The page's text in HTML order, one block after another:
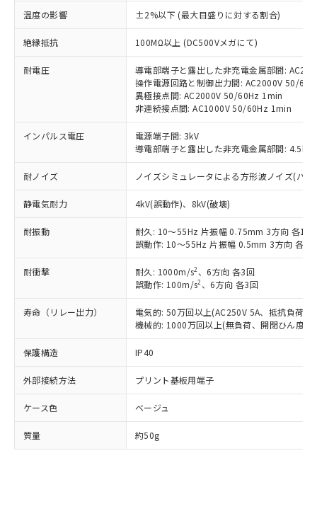
温度の影響 ±2%以下 (最大目盛りに対する割合)
絶縁抵抗 100MΩ以上 (DC500Vメガにて)
耐電圧
導電部端子と露出した非充電金属部間:
操作電源回路と制御出力間: AC2000V 50/
異極接点間: AC2000V 50/60Hz 1min
非連続接点間: AC1000V 50/60Hz 1min
インパルス電圧
電源端子間: 3kV
導電部端子と露出した非充電金属部間: 4.5kV
耐ノイズ ノイズシミュレータによる方形波ノイズ(パ
静電気耐力 4kV(誤動作)、8kV(破壊)
耐振動
耐久: 10～55Hz 片振幅 0.75mm 3方向 各1h
誤動作: 10～55Hz 片振幅 0.5mm 3方向 各
耐衝撃 耐久: 1000m/s2 、6方向 各3回
誤動作: 100m/s2 、6方向 各3回
寿命（リレー出力）
電気的: 50万回以上(AC250V 5A、抵抗負荷
機械的: 1000万回以上(無負荷、開閉ひん度
保護構造 IP40
外部接続方法 プリント基板用端子
ケース色 ベージュ
質量 約50g
ご利用条件
以下の条件をお読みいただき、同意のうえ
ご利用ください。
本サービスは、当社制御機器事業取扱
商品の当社在庫状況および標準価格
(税抜)を提供させていただくもので
当社制御機器事業取扱商品の中には、
本サービスの対象外となる商品もある
ことをご了承ください。
記載している更新日時点での社内デー
タに基づき作成されるものであり、閲
覧された時点での実際の在庫および標
準価格とは異なる場合があることをご
了承ください。
正式な納期状況および標準価格はお客
様のお取引先、またはお客様担当のオ
ムロン制御機器販売店・当社販売員に
ご相談ください。
販売ネットワーク
」をご確認
在庫状況および標準価格結果を当社の
事前の承諾なく第三者に漏洩または開
示しないようお願いします。
す。
対応予定：EU RoHS指令（10物質）の非含
有に対応した製品に切り替える予定のある
対応予定なし：EU RoHS指令（10物質）の
非含有に非対応の商品で、対応品を出す予
定はありません。
調査・確認中：EU RoHS指令（10物質）の
非含有の対応状況を調査中または確認中の
商品です。
非該当品：ライセンス料など無形物で、有
害物質有無と関係のない商品です。
仕入先様の事情により、非含有部品として
いたものが、含有品と判明した場合などや
むを得ず変更することがあります。
*EU RoHS指令（10物質）：
鉛(Pb) 1000ppm以下、 水銀(Hg) 1000ppm以下、 カド
ミウム(Cd) 100ppm以下、
六価クロム(Cr(Ⅵ)) 1000ppm以下、ポリ臭化ビフェニル
類(PBB) 1000ppm以下、ポリ臭化ジフェニルエーテル類
(PBDE) 1000ppm以下、フタル酸ビス(2-エチルヘキシ
ル) (DEHP)(別名：DOP) 1000ppm以下、フタル酸ブチ
ルベンジル（BBP） 1000ppm以下、フタル酸ジブチル
（DBP） 1000ppm以下、フタル酸ジイソブチル
(DIBP) 1000ppm以下
但し、RoHS指令で産業用監視および制御機器に対する
図的な使用がないことを確認しています。
※2 対応予定月
※1 中国RoHS○×表
「○」：最大均質材料含有率が中国RoHSの
基準値以下であることを示します。
「×」：最大均質材料含有率が中国RoHSの
基準値を超えていることを示します。
「－」：未確認です。当社販売部門へお問
い合わせください。
*中国RoHS10物質の基準値 (GB/T26572)：
Pb(鉛) :1000ppm、 Hg(水銀) : 1000ppm、 Cd(カドミウ
Cr(Ⅵ)(六価クロム) : 1000ppm、 PBBs(ポリ臭化ビフェ
ニル類) : 1000ppm、 PBDEs(ポリ臭化ジフェニルエーテ
ル類) : 1000ppm、
DBP(フタル酸ジブチル) : 1000ppm、 DIBP(フタル酸ジ
イソブチル) : 1000ppm、 BBP(フタル酸ブチルベンジ
DEHP(フタル酸ビス(2-エチルヘキシル)) : 1000ppm
※2 環境保護使用期限
「ｅ」：有害物質（10物質）のすべてが基
準値以下であることを示します。
当社は、これら貴社製品のうち、外国
為替および外国貿易法に定める商品
（以下｢規制貨物等」という）を輸出
または国外への提供する場合は、日本
国政府の輸出許可(または役務取引許
可)を取得するなどの必要な手続きを
当社は規制貨物を破棄する場合は、完
全に破砕するなど、違法に輸出されな
いよう必要な手段を講じます。
当社は貴社製品を、核兵器、ミサイ
ル、化学兵器、生物兵器またはその他
武器並びにこれらの製造装置等に一切
使用いたしません。
当社は、貴社製品を第三者に販売する
該第三者に通知します。また当社は、
一定数以上の在庫あり
一定数には満たないが在庫あり
在庫なし(最新の在庫状況につ
いては、お客様のお取引先、ま
機器販売店・当社販売員にご確
認ください)